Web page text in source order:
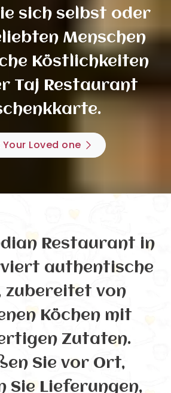
sich selbst oder
Menschen
Köstlichkeiten
Taj Restaurant
Loved one
Restaurant in
authentische
zubereitet von
Köchen mit
Zutaten.
Sie vor Ort,
Sie Lieferungen,